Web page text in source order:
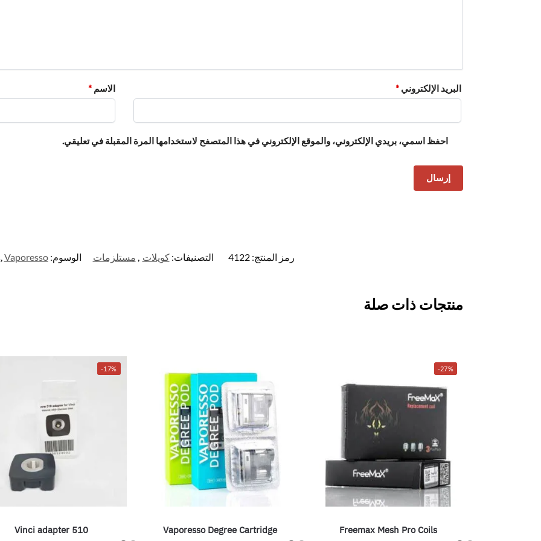
الاسم * البريد الإلكتروني*
احفظ اسمي، بريدي الإلكتروني، والموقع الإلكتروني في هذا المتصفح لاستخدامها المرة المقبلة في تعليقي.
رمز المنتج:4122 التصنيفات:كويلات , مستلزمات الوسوم: ,Vaporesso
منتجات ذات صلة
-27%
Freemax Mesh Pro Coils
Vaporesso Degree Cartridge
-17%
Vinci adapter 510